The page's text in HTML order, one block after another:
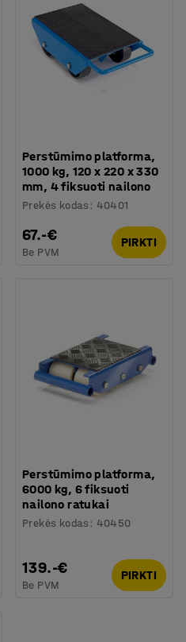
Perstūmimo platforma,
1000 kg, 120 x 220 x 330
mm, 4 fiksuoti nailono
Prekės kodas : 40401
67.-€
Be PVM
PIRKTI
Perstūmimo platforma,
6000 kg, 6 fiksuoti
nailono ratukai
Prekės kodas : 40450
139.-€
Be PVM
PIRKTI